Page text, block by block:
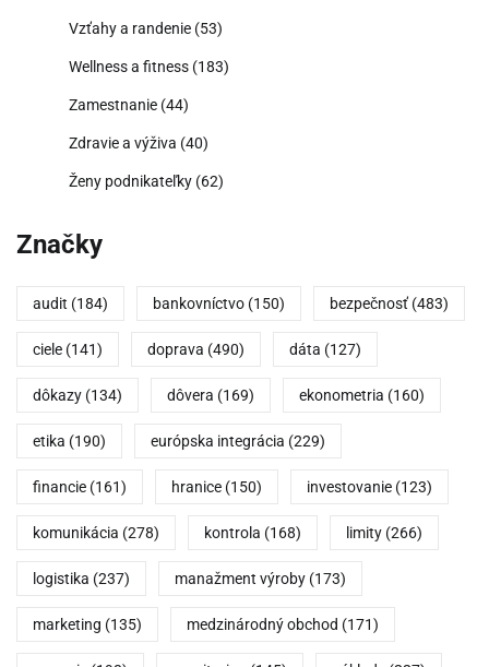
Vzťahy a randenie (53)
Wellness a fitness (183)
Zamestnanie (44)
Zdravie a výživa (40)
Ženy podnikateľky (62)
Značky
audit (184) bankovníctvo (150) bezpečnosť (483)
ciele (141) doprava (490) dáta (127)
dôkazy (134) dôvera (169) ekonometria (160)
etika (190) európska integrácia (229)
financie (161) hranice (150) investovanie (123)
komunikácia (278) kontrola (168) limity (266)
logistika (237) manažment výroby (173)
marketing (135) medzinárodný obchod (171)